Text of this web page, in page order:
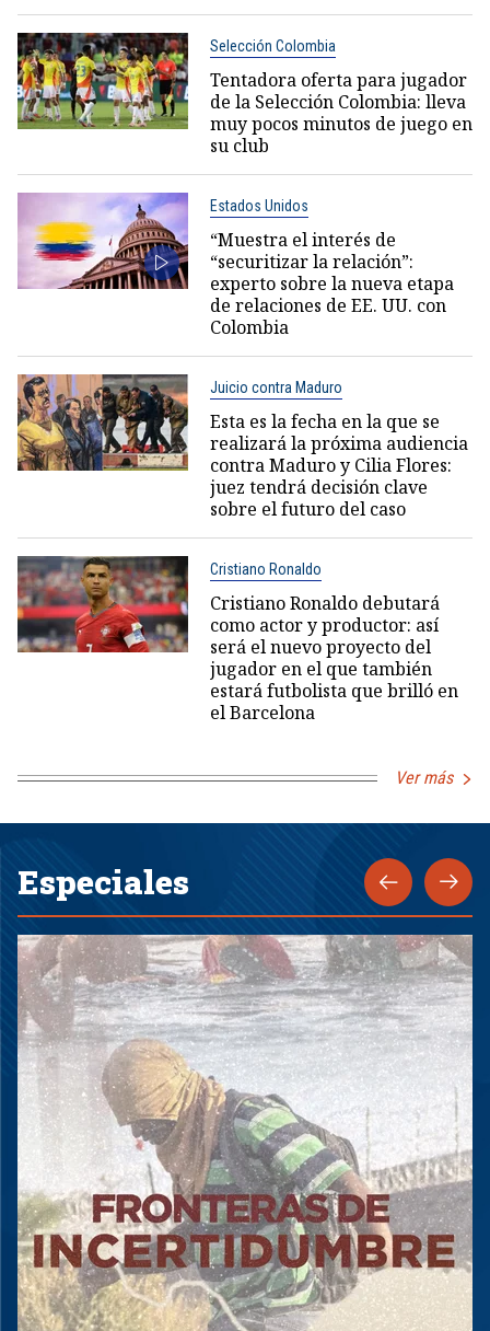
Selección Colombia
Tentadora oferta para jugador
de la Selección Colombia: lleva
muy pocos minutos de juego en
su club
Estados Unidos
“Muestra el interés de
“securitizar la relación”:
experto sobre la nueva etapa
de relaciones de EE. UU. con
Colombia
Juicio contra Maduro
Esta es la fecha en la que se
realizará la próxima audiencia
contra Maduro y Cilia Flores:
juez tendrá decisión clave
sobre el futuro del caso
Cristiano Ronaldo
Cristiano Ronaldo debutará
como actor y productor: así
será el nuevo proyecto del
jugador en el que también
estará futbolista que brilló en
el Barcelona
Ver más
Especiales